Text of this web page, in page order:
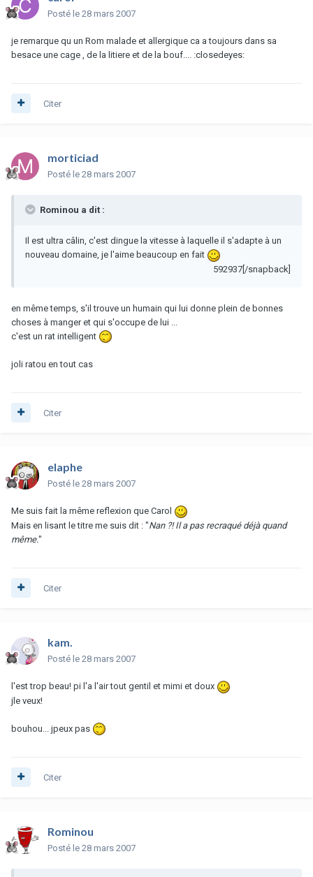
Posté le 28 mars 2007
je remarque qu un Rom malade et allergique ca a toujours dans sa
besace une cage , de la litiere et de la bouf.... :closedeyes:
Citer
morticiad
Posté le 28 mars 2007
Rominou a dit :
Il est ultra câlin, c'est dingue la vitesse à laquelle il s'adapte à un
nouveau domaine, je l'aime beaucoup en fait
592937[/snapback]
en même temps, s'il trouve un humain qui lui donne plein de bonnes
choses à manger et qui s'occupe de lui ...
c'est un rat intelligent
joli ratou en tout cas
Citer
elaphe
Posté le 28 mars 2007
Me suis fait la même reflexion que Carol
Mais en lisant le titre me suis dit : "Nan ?! Il a pas recraqué déjà quand
même."
Citer
kam.
Posté le 28 mars 2007
l'est trop beau! pi l'a l'air tout gentil et mimi et doux
jle veux!
bouhou... jpeux pas
Citer
Rominou
Posté le 28 mars 2007